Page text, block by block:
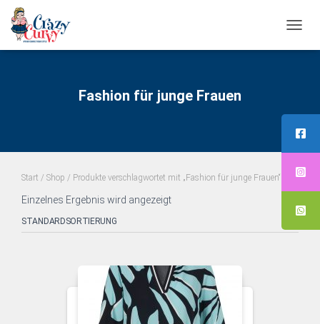
Fashion für junge Frauen
Start / Shop / Produkte verschlagwortet mit „Fashion für junge Frauen“
Einzelnes Ergebnis wird angezeigt